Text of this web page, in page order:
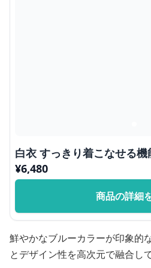
白衣 すっきり着こなせる機
¥6,480
商品の詳細
鮮やかなブルーカラーが印象的
とデザイン性を高次元で融合し